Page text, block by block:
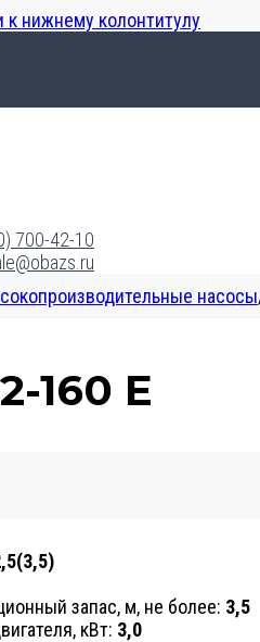
к нижнему колонтитулу
700-42-10
насосы
160 Е
запас, м, не более: 3,5
кВт: 3,0